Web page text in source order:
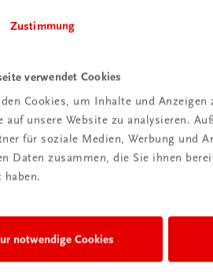
Zustimmung
verwendet Cookies
Cookies, um Inhalte und
auf unsere Website zu analysieren.
für soziale Medien, Werbung und
Daten zusammen, die Sie ihnen
haben.
notwendige Cookies
Gastronomie
Wiener Süßspeisen
Konditorei • Patisserie •
€ 64,90